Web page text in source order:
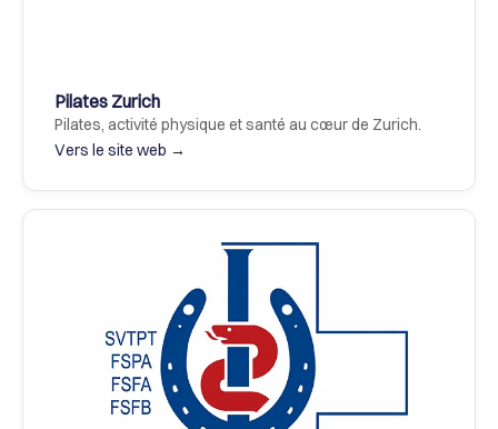
Pilates Zurich
Pilates, activité physique et santé au cœur de Zurich.
Vers le site web →